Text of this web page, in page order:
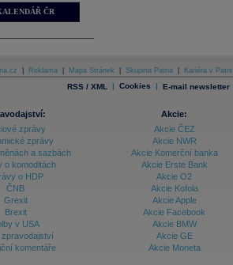
ČR
Reklama Mapa Stránek Skupina Patria Kariéra v Patrii
RSS / XML | Cookies | E-mail newsletter
zprávy
zprávy
a sazbách
o komoditách
o HDP
ČNB
Grexit
Brexit
v USA
zpravodajství
komentáře
Akcie:
Akcie ČEZ
Akcie NWR
Akcie Komerční banka
Akcie Erste Bank
Akcie O2
Akcie Kofola
Akcie Apple
Akcie Facebook
Akcie BMW
Akcie GE
Akcie Moneta